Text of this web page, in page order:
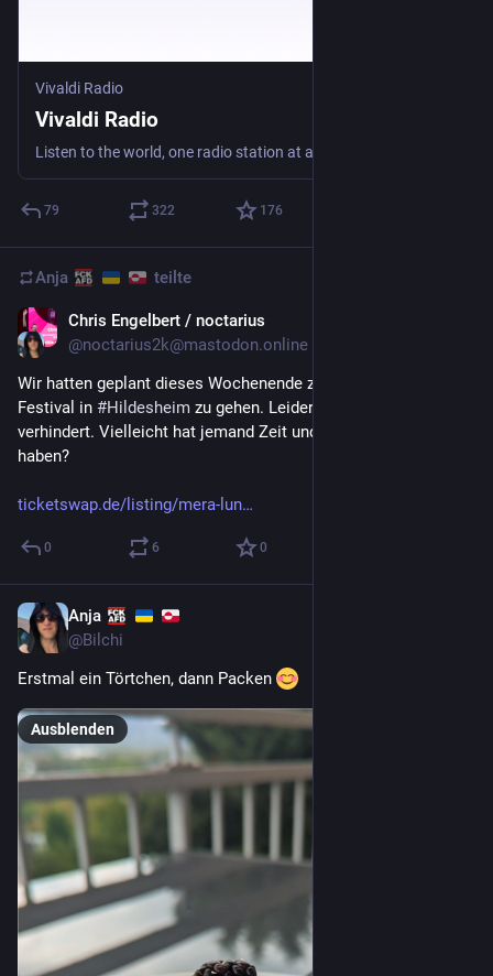
Vivaldi Radio
Vivaldi Radio
Listen to the world, one radio station at a time.
79 322 176
Anja teilte
Chris Engelbert / noctarius
@noctarius2k@mastodon.online
Wir hatten geplant dieses Wochenende zum
Festival in #Hildesheim zu gehen. Leider sind wir kurzfristig
verhindert. Vielleicht hat jemand Zeit und möchte die 2 Karten
haben?
ticketswap.de/listing/mera-lun
0 6 0
Anja
@Bilchi
Erstmal ein Törtchen, dann Packen
Ausblenden